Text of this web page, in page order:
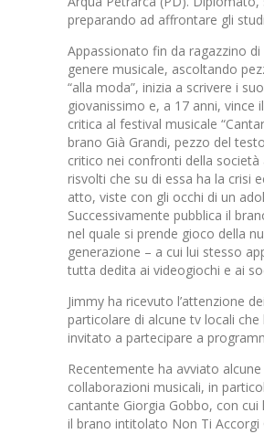
preparando ad affrontare gli
Appassionato fin da ragazzino
genere musicale, ascoltando
“alla moda”, inizia a scrivere i
giovanissimo e, a 17 anni, vince
critica al festival musicale
brano Già Grandi, pezzo del
critico nei confronti della società
risvolti che su di essa ha la crisi
atto, viste con gli occhi di un
Successivamente pubblica il
nel quale si prende gioco della
generazione – a cui lui stesso
tutta dedita ai videogiochi e ai
Jimmy ha ricevuto l’attenzione
particolare di alcune tv locali che
invitato a partecipare a
Recentemente ha avviato alcune
collaborazioni musicali, in
cantante Giorgia Gobbo, con cui
il brano intitolato Non Ti Accorgi